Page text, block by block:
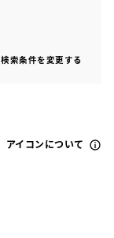
検索条件を変更する
アイコンについて